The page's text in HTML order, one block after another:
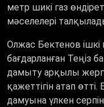
метр шикі газ
мәселелері
Олжас Бектенов ішкі
бағдарланған Теңіз
дамыту арқылы
қажеттігін атап
дамуына үлкен